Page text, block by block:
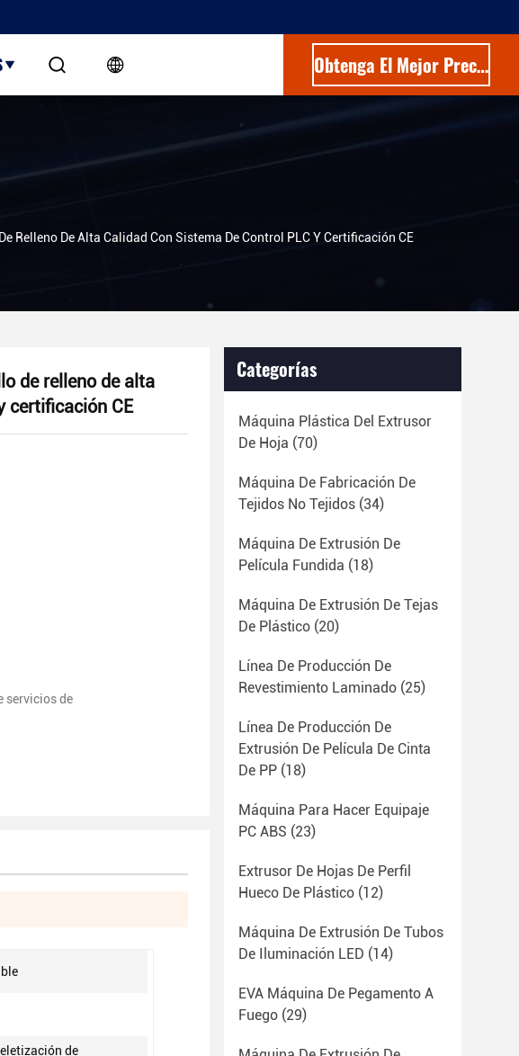
Obtenga El Mejor Precio
Relleno De Alta Calidad Con Sistema De Control PLC Y Certificación CE
de relleno de alta
certificación CE
servicios de
de
Categorías
Máquina Plástica Del Extrusor
De Hoja (70)
Máquina De Fabricación De
Tejidos No Tejidos (34)
Máquina De Extrusión De
Película Fundida (18)
Máquina De Extrusión De Tejas
De Plástico (20)
Línea De Producción De
Revestimiento Laminado (25)
Línea De Producción De
Extrusión De Película De Cinta
De PP (18)
Máquina Para Hacer Equipaje
PC ABS (23)
Extrusor De Hojas De Perfil
Hueco De Plástico (12)
Máquina De Extrusión De Tubos
De Iluminación LED (14)
EVA Máquina De Pegamento A
Fuego (29)